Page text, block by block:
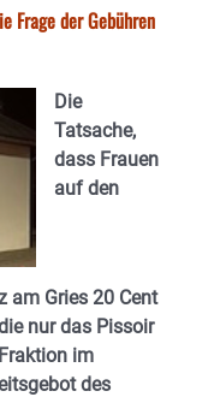
Frage der Gebühren
Die
Tatsache,
dass Frauen
auf den
am Gries 20 Cent
nur das Pissoir
im
des